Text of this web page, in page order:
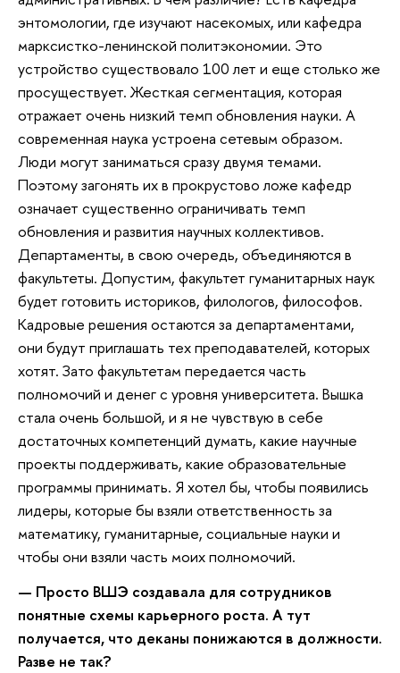
энтомологии, где изучают насекомых, или кафедра
марксистко-ленинской политэкономии. Это
устройство существовало 100 лет и еще столько же
просуществует. Жесткая сегментация, которая
отражает очень низкий темп обновления науки. А
современная наука устроена сетевым образом.
Люди могут заниматься сразу двумя темами.
Поэтому загонять их в прокрустово ложе кафедр
означает существенно ограничивать темп
обновления и развития научных коллективов.
Департаменты, в свою очередь, объединяются в
факультеты. Допустим, факультет гуманитарных наук
будет готовить историков, филологов, философов.
Кадровые решения остаются за департаментами,
они будут приглашать тех преподавателей, которых
хотят. Зато факультетам передается часть
полномочий и денег с уровня университета. Вышка
стала очень большой, и я не чувствую в себе
достаточных компетенций думать, какие научные
проекты поддерживать, какие образовательные
программы принимать. Я хотел бы, чтобы появились
лидеры, которые бы взяли ответственность за
математику, гуманитарные, социальные науки и
чтобы они взяли часть моих полномочий.
— Просто ВШЭ создавала для сотрудников
понятные схемы карьерного роста. А тут
получается, что деканы понижаются в должности.
Разве не так?